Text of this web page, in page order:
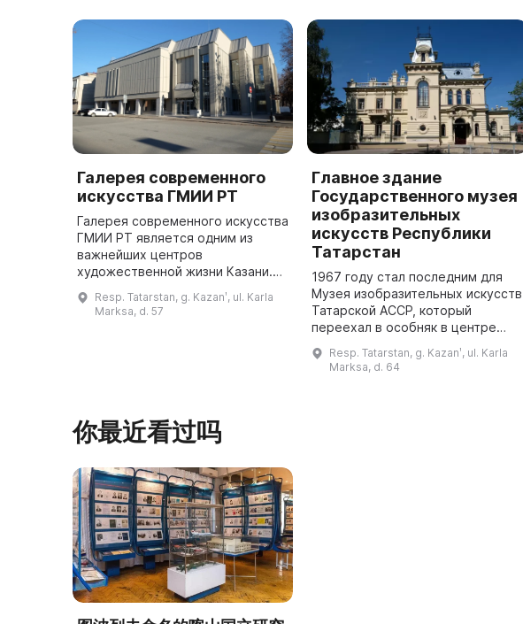
Галерея современного
искусства ГМИИ РТ
Галерея современного искусства
ГМИИ РТ является одним из
важнейших центров
художественной жизни Казани.
построенном в 1979 году на
перекрестке улиц Карла Маркса
Resp. Tatarstan, g. Kazanʹ, ul. Karla
Marksa, d. 57
Главное здание
Государственного музея
изобразительных
искусств Республики
Татарстан
1967 году стал последним для
Музея изобразительных искусств
Татарской АССР, который
переехал в особняк в центре
был построен в начале ХХ века
Resp. Tatarstan, g. Kazanʹ, ul. Karla
Marksa, d. 64
你最近看过吗